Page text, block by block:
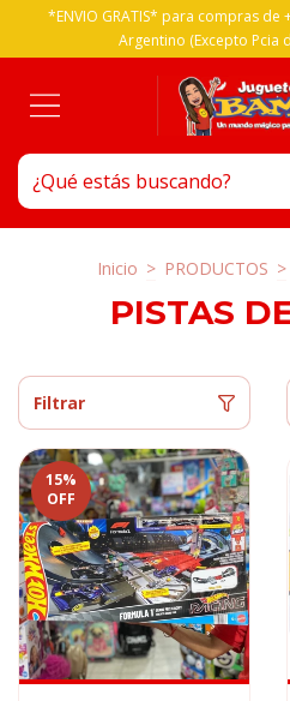
*ENVIO GRATIS* para compras de
Argentino (Excepto Pcia
Inicio > PRODUCTOS >
PISTAS
Filtrar
15%
OFF